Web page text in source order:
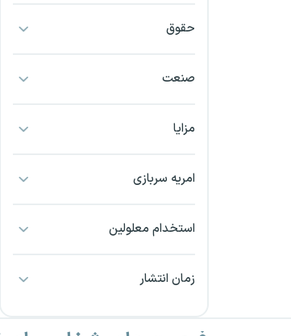
بندرعباس
حقوق
صنعت
مزایا
امریه سربازی
استخدام معلولین
زمان انتشار